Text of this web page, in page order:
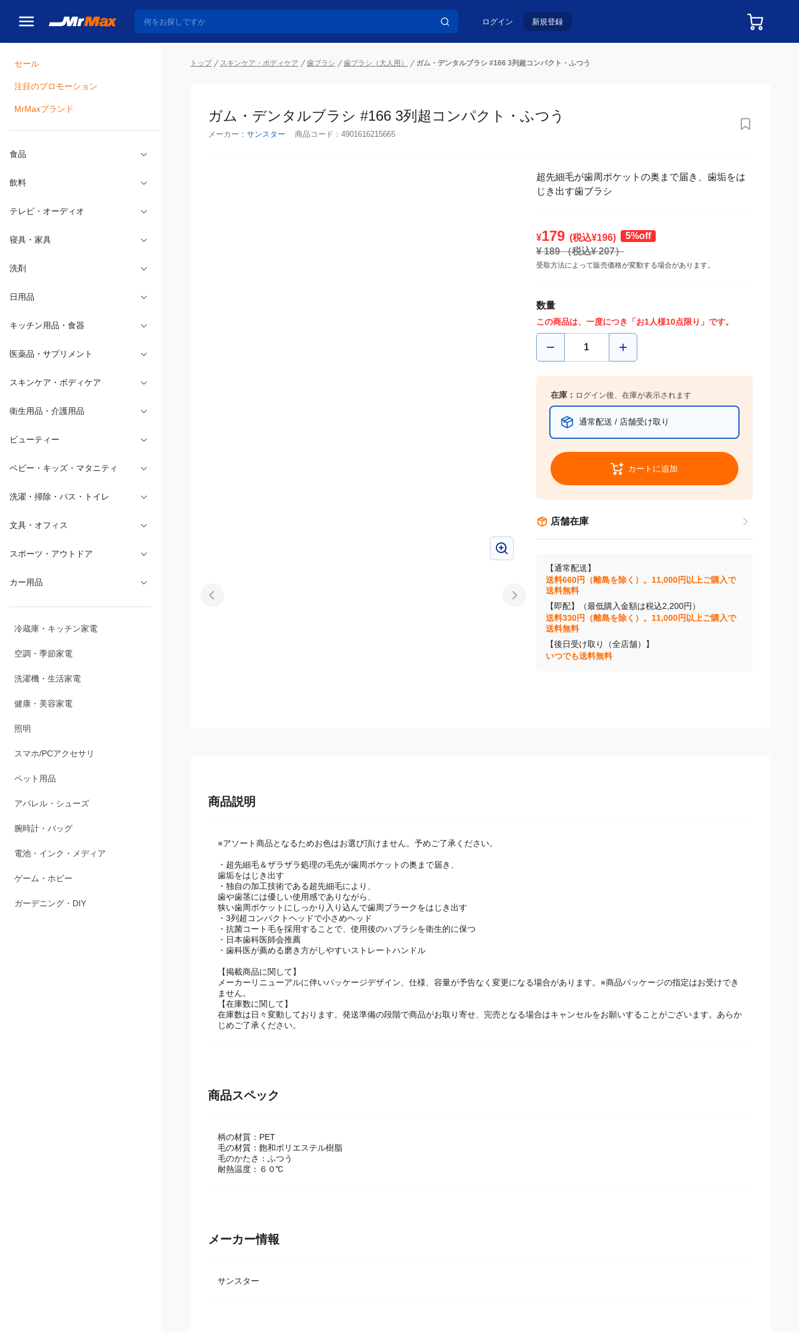
ログイン 新規登録
セール
注目のプロモーション
MrMaxブランド
食品
飲料
テレビ・オーディオ
寝具・家具
洗剤
日用品
カー用品
冷蔵庫・キッチン家電
空調・季節家電
洗濯機・生活家電
健康・美容家電
照明
スマホ/PCアクセサリ
トップ スキンケア・ボディケア 歯ブラシ 歯ブラシ（大人用） ガム・デンタルブラシ #166 3列超コンパクト・ふつう
ガム・デンタルブラシ #166 3列超コンパクト・ふつう
メーカー： サンスター 商品コード： 4901616215665
超先細毛が歯周ポケットの奥まで届き、歯垢をは
じき出す歯ブラシ
¥179 (税込¥196)
5%off
¥ 189（税込¥207）
受取方法によって販売価格が変動する場合があります。
数量
この商品は、一度につき「お1人様10点限り」です。
在庫： ログイン後、在庫が表示されます
通常配送 / 店舗受け取り
カートに追加
店舗在庫
【通常配送】
送料660円（離島を除く）。11,000円以上ご購入で
送料無料
【即配】（最低購入金額は税込2,200円）
送料330円（離島を除く）。11,000円以上ご購入で
送料無料
【後日受け取り（全店舗）】
・超先細毛＆ザラザラ処理の毛先が歯周ポケットの奥まで届き、
歯垢をはじき出す
・独自の加工技術である超先細毛により、
歯や歯茎には優しい使用感でありながら、
狭い歯周ポケットにしっかり入り込んで歯周プラークをはじき出す
・3列超コンパクトヘッドで小さめヘッド
・抗菌コート毛を採用することで、使用後のハブラシを衛生的に保つ
・日本歯科医師会推薦
【掲載商品に関して】
メーカーリニューアルに伴いパッケージデザイン、仕様、容量が予告なく変更になる場合があります。※商品パッケージの指定はお受けでき
ません。
【在庫数に関して】
在庫数は日々変動しております。発送準備の段階で商品がお取り寄せ、完売となる場合はキャンセルをお願いすることがございます。あらか
柄の材質：PET
毛の材質：飽和ポリエステル樹脂
毛のかたさ：ふつう